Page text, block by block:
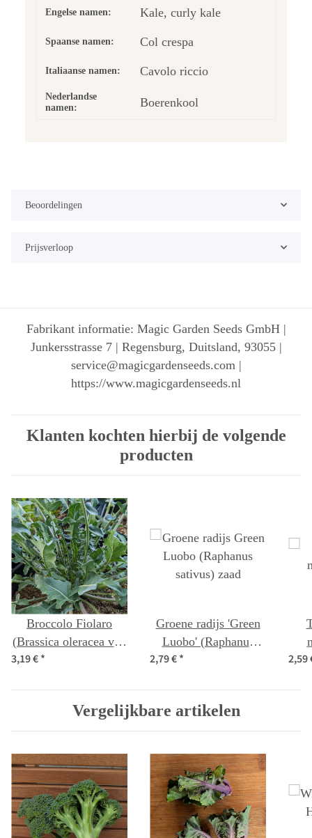
Engelse namen: Kale, curly kale
Spaanse namen: Col crespa
Italiaanse namen: Cavolo riccio
Nederlandse
namen:
Boerenkool
Beoordelingen
Prijsverloop
Fabrikant informatie: Magic Garden Seeds GmbH |
Junkersstrasse 7 | Regensburg, Duitsland, 93055 |
service@magicgardenseeds.com |
https://www.magicgardenseeds.nl
Klanten kochten hierbij de volgende
producten
Broccolo Fiolaro
(Brassica oleracea var.
Italica) bio
3,19 €*
Groene radijs 'Green
Luobo' (Raphanus
sativus) zaad
2,79 €* 2,59
Vergelijkbare artikelen